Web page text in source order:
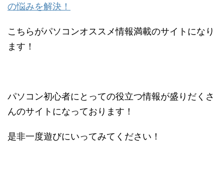
の悩みを解決！
こちらがパソコンオススメ情報満載のサイトになり
ます！
パソコン初心者にとっての役立つ情報が盛りだくさ
んのサイトになっております！
是非一度遊びにいってみてください！